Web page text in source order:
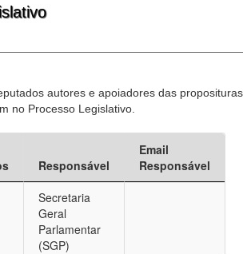
Abertos
autores e apoiadores das proposituras
no Processo Legislativo.
Responsável
Email
Responsável
Secretaria
Geral
Parlamentar
(SGP)